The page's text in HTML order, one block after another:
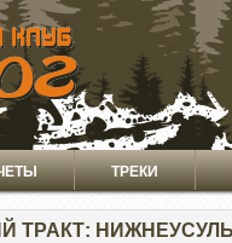
ТРЕКИ
ТРАКТ: